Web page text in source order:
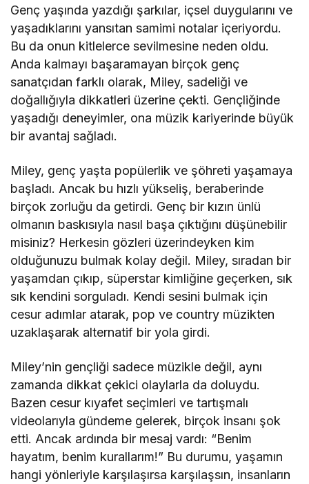
Genç yaşında yazdığı şarkılar, içsel duygularını ve
yaşadıklarını yansıtan samimi notalar içeriyordu.
Bu da onun kitlelerce sevilmesine neden oldu.
Anda kalmayı başaramayan birçok genç
sanatçıdan farklı olarak, Miley, sadeliği ve
doğallığıyla dikkatleri üzerine çekti. Gençliğinde
yaşadığı deneyimler, ona müzik kariyerinde büyük
bir avantaj sağladı.
Miley, genç yaşta popülerlik ve şöhreti yaşamaya
başladı. Ancak bu hızlı yükseliş, beraberinde
birçok zorluğu da getirdi. Genç bir kızın ünlü
olmanın baskısıyla nasıl başa çıktığını düşünebilir
misiniz? Herkesin gözleri üzerindeyken kim
olduğunuzu bulmak kolay değil. Miley, sıradan bir
yaşamdan çıkıp, süperstar kimliğine geçerken, sık
sık kendini sorguladı. Kendi sesini bulmak için
cesur adımlar atarak, pop ve country müzikten
uzaklaşarak alternatif bir yola girdi.
Miley’nin gençliği sadece müzikle değil, aynı
zamanda dikkat çekici olaylarla da doluydu.
Bazen cesur kıyafet seçimleri ve tartışmalı
videolarıyla gündeme gelerek, birçok insanı şok
etti. Ancak ardında bir mesaj vardı: “Benim
hayatım, benim kurallarım!” Bu durumu, yaşamın
hangi yönleriyle karşılaşırsa karşılaşsın, insanların